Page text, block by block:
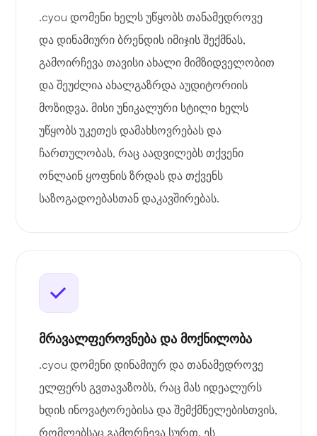
.cyou დომენი ხელს უწყობს თანამედროვე
და დინამიური ბრენდის იმიჯის შექმნას,
გამოირჩევა თავისი ახალი მიმზიდველობით
და შეუძლია ახალგაზრდა აუდიტორიის
მოზიდვა. მისი უნიკალური სტილი ხელს
უწყობს უკეთეს დამახსოვრებას და
ჩართულობას, რაც აადვილებს თქვენი
ონლაინ ყოფნის ზრდას და თქვენს
საზოგადოებასთან დაკავშირებას.
მრავალფეროვნება და მოქნილობა
.cyou დომენი დინამიურ და თანამედროვე
ელფერს გვთავაზობს, რაც მას იდეალურს
ხდის ინოვატორებისა და შემქმნელებისთვის,
რომლებსაც გამორჩევა სურთ. ეს